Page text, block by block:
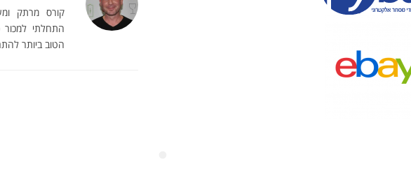
קורס מרתק
התחלתי
הטוב ביותר